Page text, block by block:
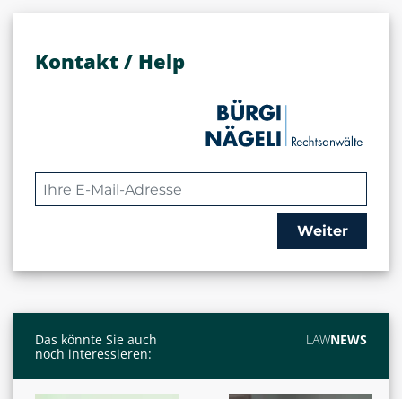
Kontakt / Help
Weiter
Das könnte Sie auch
noch interessieren:
LAWNEWS